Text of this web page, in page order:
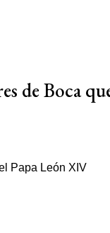
de Boca